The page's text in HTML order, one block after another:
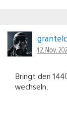
12. Nov.
Bringt den
wechseln.